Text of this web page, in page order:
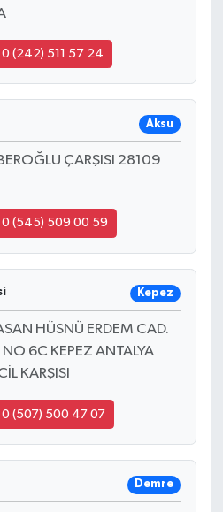
0 (242) 511 57 24
Aksu
ÇARŞISI 28109
0 (545) 509 00 59
Kepez
HÜSNÜ ERDEM CAD.
6C KEPEZ ANTALYA
KARŞISI
0 (507) 500 47 07
Demre